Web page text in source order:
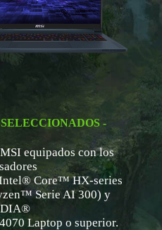
-
equipados con los
Core™ HX-series
Serie AI 300) y
Laptop o superior.